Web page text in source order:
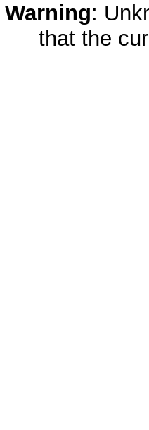
Warning:
that the